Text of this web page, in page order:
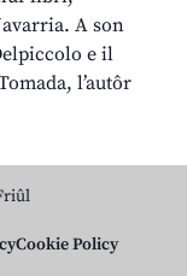
A son
e il
l’autôr
Cookie Policy